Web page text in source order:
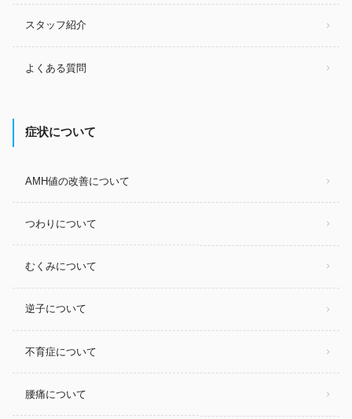
スタッフ紹介
よくある質問
症状について
AMH値の改善について
つわりについて
むくみについて
逆子について
不育症について
腰痛について